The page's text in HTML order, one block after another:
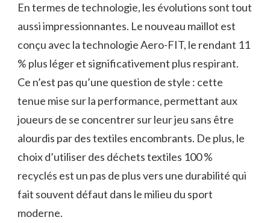
En termes de technologie, les évolutions sont tout
aussi impressionnantes. Le nouveau maillot est
conçu avec la technologie Aero-FIT, le rendant 11
% plus léger et significativement plus respirant.
Ce n’est pas qu’une question de style : cette
tenue mise sur la performance, permettant aux
joueurs de se concentrer sur leur jeu sans être
alourdis par des textiles encombrants. De plus, le
choix d’utiliser des déchets textiles 100 %
recyclés est un pas de plus vers une durabilité qui
fait souvent défaut dans le milieu du sport
moderne.